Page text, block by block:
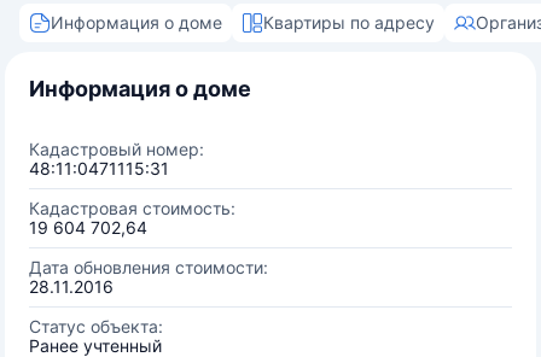
Информация о доме Квартиры по адресу
Информация о доме
Кадастровый номер:
48:11:0471115:31
Кадастровая стоимость:
19 604 702,64
Дата обновления стоимости:
28.11.2016
Статус объекта:
Ранее учтенный